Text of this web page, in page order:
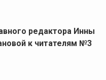
редактора Инны
к читателям №3